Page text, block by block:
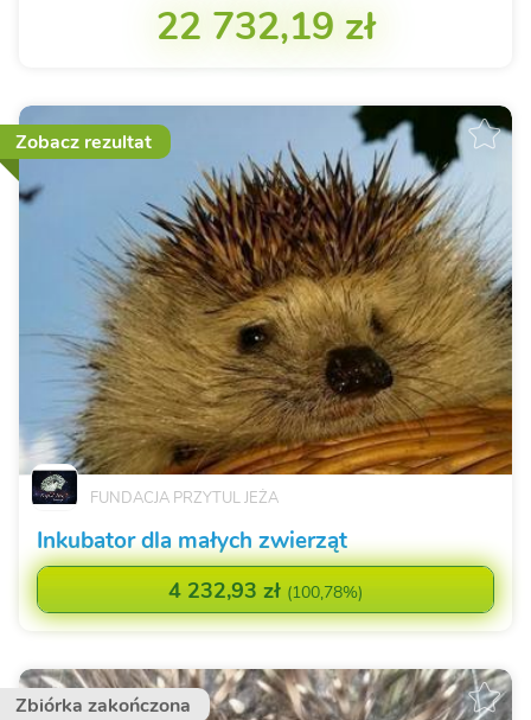
22 732,19 zł
Zobacz rezultat
FUNDACJA PRZYTUL JEŻA
Inkubator dla małych zwierząt
4 232,93 zł (100,78%)
Zbiórka zakończona